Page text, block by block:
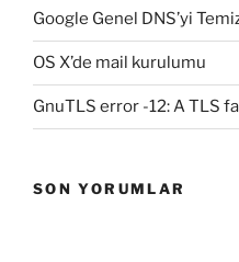
Google Genel DNS’yi
OS X’de mail kurulumu
GnuTLS error -12: A TLS
SON YORUMLAR